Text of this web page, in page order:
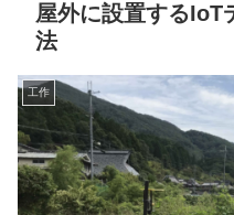
屋外に設置するIoT
法
工作